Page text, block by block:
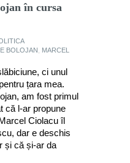
în cursa
BOLOJAN
MARCEL
ci unul
țara mea.
am fost primul
că l-ar propune
Ciolacu îl
dar e deschis
și că și-ar da